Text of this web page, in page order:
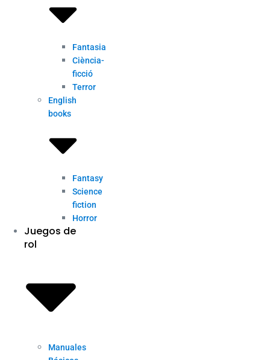
Fantasia
Ciència-
ficció
Terror
English
books
Fantasy
Science
fiction
Horror
Juegos de
rol
Manuales